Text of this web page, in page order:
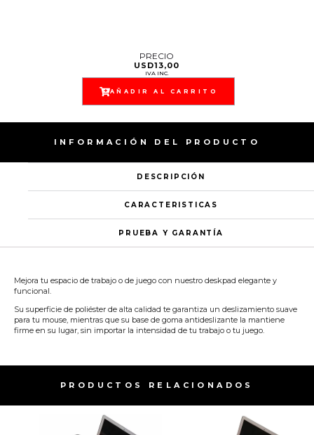
PRECIO
USD13,00
IVA INC.
AÑADIR AL CARRITO
INFORMACIÓN DEL PRODUCTO
DESCRIPCIÓN
CARACTERISTICAS
PRUEBA Y GARANTÍA
Mejora tu espacio de trabajo o de juego con nuestro deskpad elegante y
funcional.
Su superficie de poliéster de alta calidad te garantiza un deslizamiento suave
para tu mouse, mientras que su base de goma antideslizante la mantiene
firme en su lugar, sin importar la intensidad de tu trabajo o tu juego.
PRODUCTOS RELACIONADOS​